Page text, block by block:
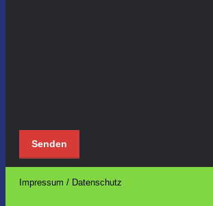
Impressum / Datenschutz